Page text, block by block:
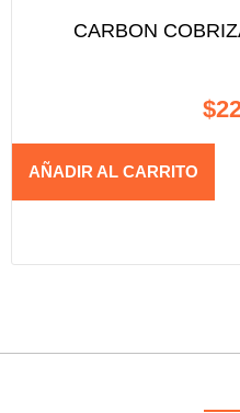
CARBON
$
AÑADIR AL CARRITO